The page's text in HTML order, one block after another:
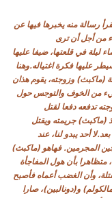
رسالة منه يخبرها فيها عن
من أجل أن ترى
في قلعتها، ضيفا عليها
عليها فكرة اغتياله.وهنا
(ماكبث) وزوجته، يقوم هذان
من الخوف والتوجس حول
تدفعه دفعا لقتل
(ماكبث) جريمته ويقتل
أحد يبدو لنا، عند
المجرمين. فهاهو (ماكبث)
متظاهرا بأن هول المفاجأة
وأن الغضب أعماه فأصبح
و(دونالبين)، صارا